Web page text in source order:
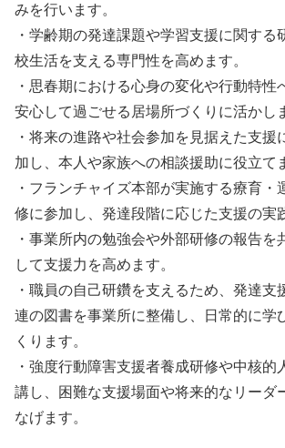
みを行います。
・学齢期の発達課題や学習支援に関する
校生活を支える専門性を高めます。
・思春期における心身の変化や行動特性
安心して過ごせる居場所づくりに活かし
・将来の進路や社会参加を見据えた支援
加し、本人や家族への相談援助に役立て
・フランチャイズ本部が実施する療育・
修に参加し、発達段階に応じた支援の実
・事業所内の勉強会や外部研修の報告を
して支援力を高めます。
・職員の自己研鑽を支えるため、発達支
連の図書を事業所に整備し、日常的に学
くります。
・強度行動障害支援者養成研修や中核的
講し、困難な支援場面や将来的なリーダ
なげます。